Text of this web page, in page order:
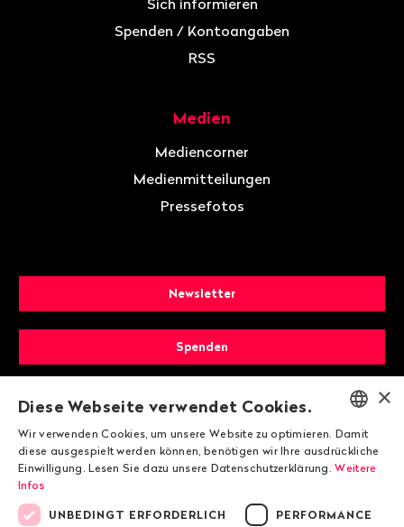
Sich informieren
Spenden / Kontoangaben
RSS
Medien
Mediencorner
Medienmitteilungen
Pressefotos
Newsletter
Spenden
Mitglied werden
ENGLISH
DEUTSCH
×
Diese Webseite verwendet Cookies.
Wir verwenden Cookies, um unsere Website zu optimieren. Damit
diese ausgespielt werden können, benötigen wir Ihre ausdrückliche
Einwilligung. Lesen Sie dazu unsere Datenschutzerklärung. Weitere
Infos
UNBEDINGT ERFORDERLICH PERFORMANCE